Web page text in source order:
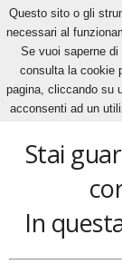
Home Tags Olympia
Olympia
Stai
In
Questo sito o gli
necessari al
Se vuoi saperne
consulta la cookie
pagina, cliccando su
acconsenti ad un